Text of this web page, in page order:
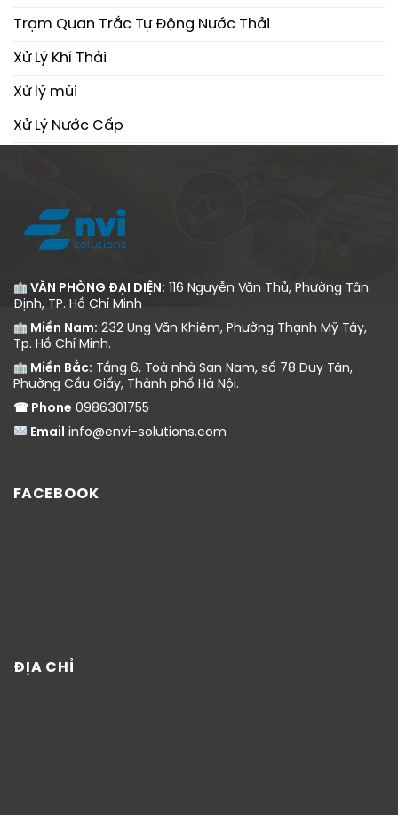
Trạm Quan Trắc Tự Động Nước Thải
Xử Lý Khí Thải
Xử lý mùi
Xử Lý Nước Cấp
VĂN PHÒNG ĐẠI DIỆN: 116 Nguyễn Văn Thủ, Phường Tân
Định, TP. Hồ Chí Minh
Miền Nam: 232 Ung Văn Khiêm, Phường Thạnh Mỹ Tây,
Tp. Hồ Chí Minh.
Miền Bắc: Tầng 6, Toà nhà San Nam, số 78 Duy Tân,
Phường Cầu Giấy, Thành phố Hà Nội.
☎ Phone 0986301755
Email info@envi-solutions.com
FACEBOOK
ĐỊA CHỈ